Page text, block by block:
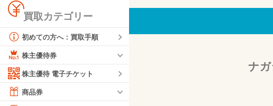
買取カテゴリー
初めての方へ：買取手順
株主優待券
株主優待 電子チケット
商品券
ナ